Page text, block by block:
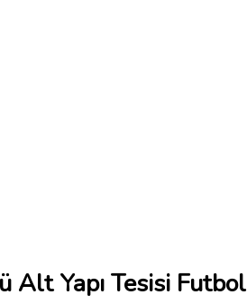
Alt Yapı Tesisi Futbol